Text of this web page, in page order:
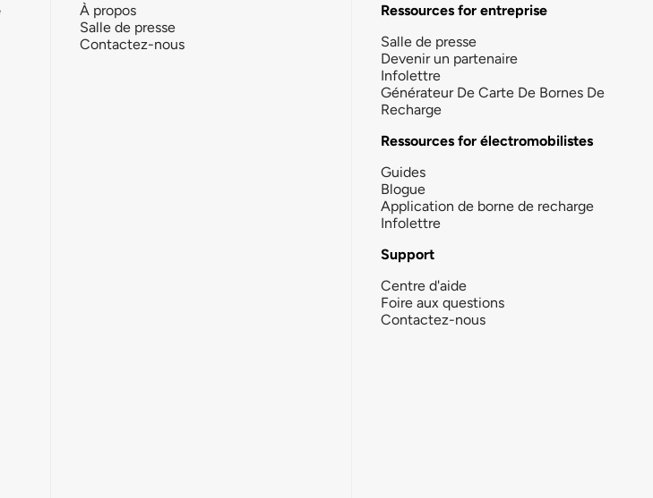
À propos
Salle de presse
Contactez-nous
Ressources for entreprise
Salle de presse
Devenir un partenaire
Infolettre
Générateur De Carte De Bornes De
Recharge
Ressources for électromobilistes
Guides
Blogue
Application de borne de recharge
Infolettre
Support
Centre d'aide
Foire aux questions
Contactez-nous